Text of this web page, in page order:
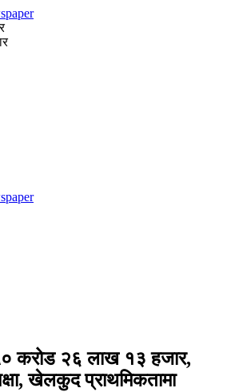
करोड २६ लाख १३ हजार,
खेलकुद प्राथमिकतामा